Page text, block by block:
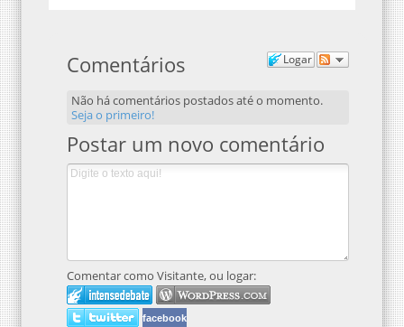
Logar
Comentários
Não há comentários postados até o momento.
Seja o primeiro!
Postar um novo comentário
Comentar como Visitante, ou logar:
facebook